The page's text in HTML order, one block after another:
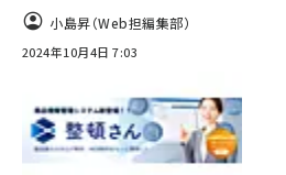
セミナー (2301)
meo (1274)
llmo (1160)
小島昇（Web担編集部）
2024年10月4日 7:03